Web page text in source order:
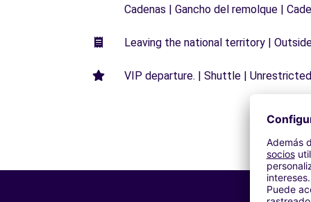
Cadenas | Gancho del remolque |
Leaving the national territory |
VIP departure. | Shuttle |